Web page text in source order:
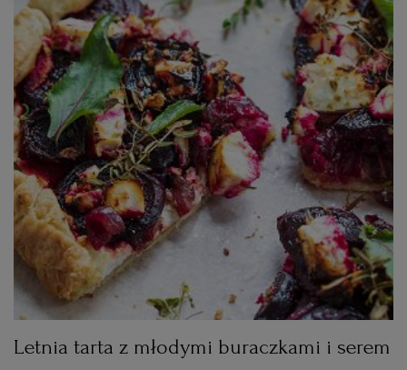
POZNAŃ
RADOM
RYBNIK
RZESZÓW
SOSNOWIEC
SZCZECIN
TORUŃ
PODRÓŻE
WIDEO
FORUM
Letnia tarta z młodymi buraczkami i serem